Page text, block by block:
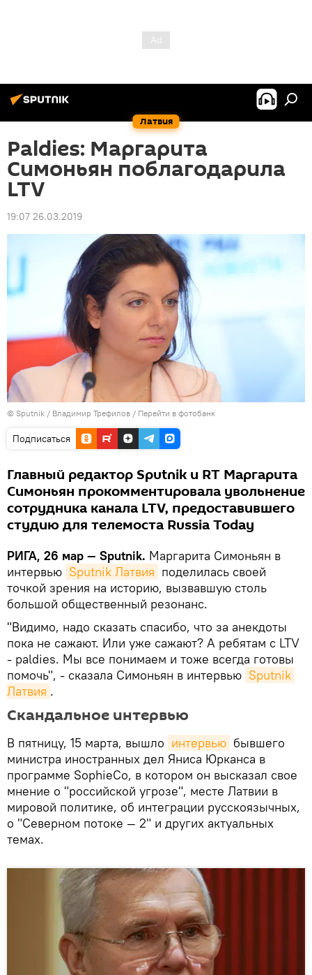
Латвия
Paldies: Маргарита
Симоньян поблагодарила
LTV
19:07 26.03.2019
© Sputnik / Владимир Трефилов / Перейти в фотобанк
Подписаться
Главный редактор Sputnik и RT Маргарита
Симоньян прокомментировала увольнение
сотрудника канала LTV, предоставившего
студию для телемоста Russia Today
РИГА, 26 мар — Sputnik. Маргарита Симоньян в
интервью Sputnik Латвия поделилась своей
точкой зрения на историю, вызвавшую столь
большой общественный резонанс.
"Видимо, надо сказать спасибо, что за анекдоты
пока не сажают. Или уже сажают? А ребятам с LTV
- paldies. Мы все понимаем и тоже всегда готовы
помочь", - сказала Симоньян в интервью Sputnik
Латвия .
Скандальное интервью
В пятницу, 15 марта, вышло интервью бывшего
министра иностранных дел Яниса Юрканса в
программе SophieCo, в котором он высказал свое
мнение о "российской угрозе", месте Латвии в
мировой политике, об интеграции русскоязычных,
о "Северном потоке — 2" и других актуальных
темах.